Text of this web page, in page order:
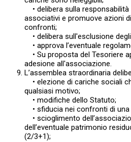
• delibera sulla
associativi e promuove azioni
confronti;
• delibera sull'esclusione
• approva l’eventuale
• Su proposta del Tesoriere
adesione all'associazione.
L’assemblea straordinaria
• elezione di cariche sociali
qualsiasi motivo;
• modifiche dello Statuto;
• sfiducia nei confronti di una
• scioglimento
dell’eventuale patrimonio
(2/3+1);